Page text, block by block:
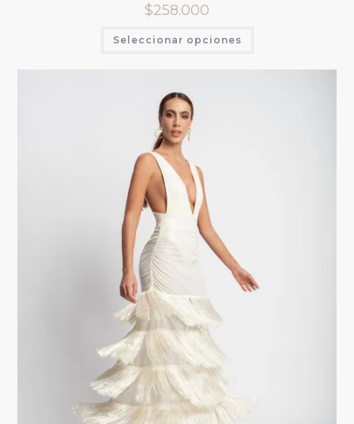
$258.000
Seleccionar opciones